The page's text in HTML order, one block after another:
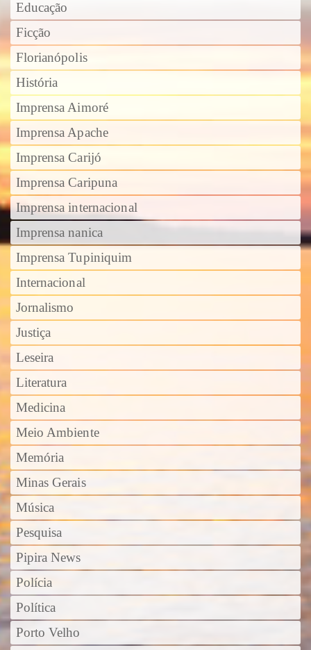
Educação
Ficção
Florianópolis
História
Imprensa Aimoré
Imprensa Apache
Imprensa Carijó
Imprensa Caripuna
Imprensa internacional
Imprensa nanica
Imprensa Tupiniquim
Internacional
Jornalismo
Justiça
Leseira
Literatura
Medicina
Meio Ambiente
Memória
Minas Gerais
Música
Pesquisa
Pipira News
Polícia
Política
Porto Velho